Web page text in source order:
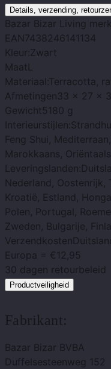
Details, verzending,
Bazar Bizar Living merk
EAN 7438246141134
Kleur:Zwart
MaatL
Materiaal: Terracotta,
Afmetingen33 x 27 x
Gewicht5180 g
Interieurstijlen:
Feng Shui,
Marokkaans, Oriëntaals
Leveringslanden:
Nederland, Oostenrijk,
Kroatië, Estland,
Polen, Portugal,
Zweden, Bulgarije,
Verzendkosten
Europa = €12,95
30 dagen retourbeleid
Productveiligheid
Fabrikant:
Bazar Bizar BVBA
Duffelsesteenweg 152